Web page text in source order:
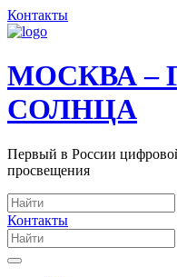
Контакты
МОСКВА –
СОЛНЦА
Первый в России
просвещения
Контакты